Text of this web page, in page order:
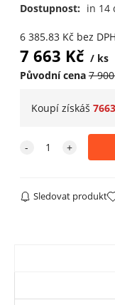
Dostupnost: in 14
6 385.83Kč bez DPH
7 663 Kč
ks
Původní cena 7 900
Koupí získáš 7663
Sledovat produkt